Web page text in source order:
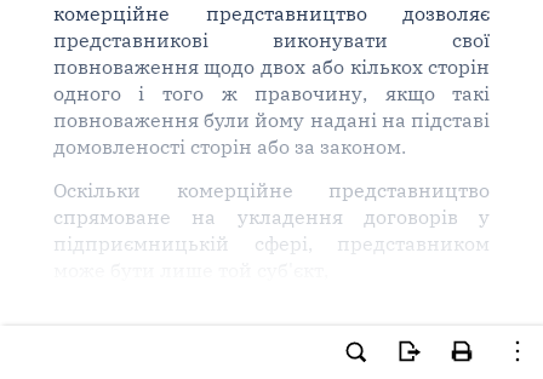
комерційне представництво дозволяє
представникові виконувати свої
повноваження щодо двох або кількох сторін
одного і того ж правочину, якщо такі
повноваження були йому надані на підставі
домовленості сторін або за законом.
Оскільки комерційне представництво
спрямоване на укладення договорів у
підприємницькій сфері, представником